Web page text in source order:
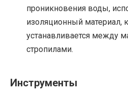
проникновения воды,
изоляционный материал,
устанавливается между
стропилами.
Инструменты